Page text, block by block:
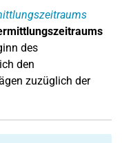
des
den
zuzüglich der